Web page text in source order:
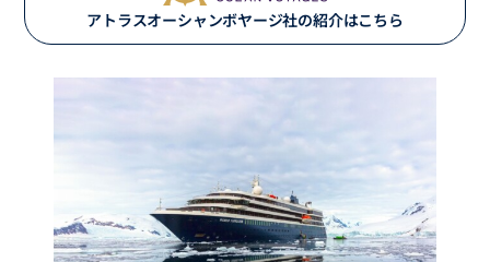
アトラスオーシャンボヤージ社の紹介はこちら